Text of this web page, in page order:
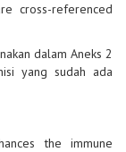
cross-referenced
dalam Aneks 2
yang sudah ada
the immune